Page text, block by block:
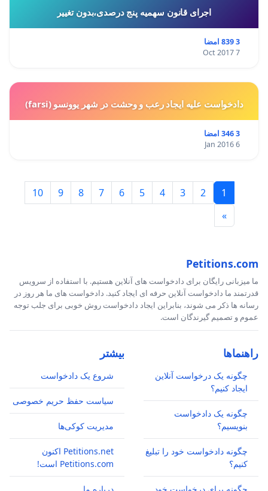
اجرای قانون سهمیه پنج درصدی،بدون تغییر
3 839 امضا
7 Oct 2017
دادخواست علیه ایجاد رعب و وحشت در شهر یوونسو (farsi)
3 346 امضا
6 Jan 2016
1
2
3
4
5
6
7
8
9
10
»
Petitions.com
ما میزبانی رایگان برای دادخواست های آنلاین هستیم. با استفاده از سرویس
قدرتمند ما دادخواست آنلاین حرفه ای ایجاد کنید. دادخواست های ما هر روز در
رسانه ها ذکر می شوند، بنابراین ایجاد دادخواست روش خوبی برای جلب توجه
عموم و تصمیم گیرندگان است.
راهنماها
چگونه یک درخواست آنلاین
ایجاد کنیم؟
چگونه یک دادخواست
بنویسیم؟
چگونه دادخواست خود را تبلیغ
کنیم؟
بیشتر
شروع یک دادخواست
سیاست حفظ حریم خصوصی
مدیریت کوکی‌ها
Petitions.net اکنون
Petitions.com است!